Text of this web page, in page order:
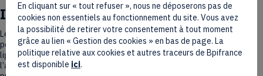
Introduction
Le décret n° 2019-768 du 24 juillet 2019 relatif à l’accessibilité aux
personnes handicapées des services de communication au public en
ligne, publié le 25 juillet 2019, détermine les obligations relatives à
l’accessibilité des sites agents et du site
En cliquant sur « tout refuser », nous ne déposerons pas de
cookies non essentiels au fonctionnement du site. Vous avez
la possibilité de retirer votre consentement à tout moment
grâce au lien « Gestion des cookies » en bas de page. La
politique relative aux cookies et autres traceurs de Bpifrance
est disponible ici.